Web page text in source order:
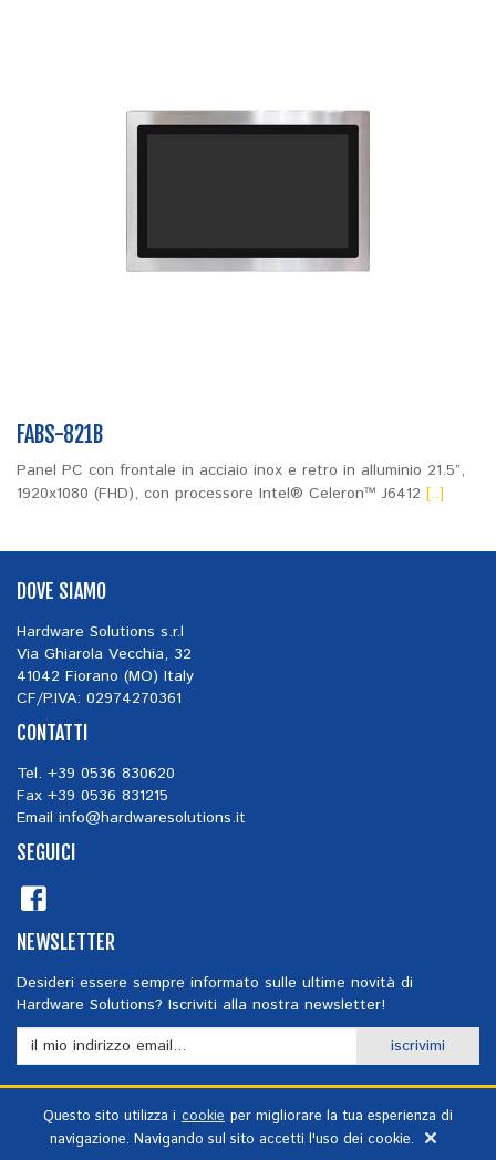
FABS-821B
Panel PC con frontale in acciaio inox e retro in alluminio 21.5”,
1920x1080 (FHD), con processore Intel® Celeron™ J6412 [..]
DOVE SIAMO
Hardware Solutions s.r.l
Via Ghiarola Vecchia, 32
41042 Fiorano (MO) Italy
CF/P.IVA: 02974270361
CONTATTI
Tel. +39 0536 830620
Fax +39 0536 831215
Email info@hardwaresolutions.it
SEGUICI
NEWSLETTER
Desideri essere sempre informato sulle ultime novità di
Hardware Solutions? Iscriviti alla nostra newsletter!
iscrivimi
Ho letto e accetto i termini e le condizioni *
privacy
Questo sito utilizza i cookie per migliorare la tua esperienza di
navigazione. Navigando sul sito accetti l'uso dei cookie.